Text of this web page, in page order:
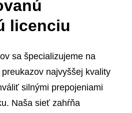
licenciu
sa špecializujeme na
najvyššej kvality
silnými prepojeniami
Naša sieť zahŕňa